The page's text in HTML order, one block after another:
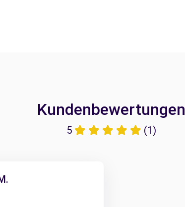
Kundenbewertungen
5 (1)